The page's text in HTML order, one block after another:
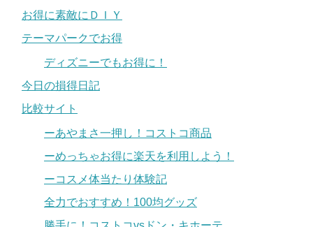
お得に素敵にＤＩＹ
テーマパークでお得
ディズニーでもお得に！
今日の損得日記
比較サイト
ーあやまさ一押し！コストコ商品
ーめっちゃお得に楽天を利用しよう！
ーコスメ体当たり体験記
全力でおすすめ！100均グッズ